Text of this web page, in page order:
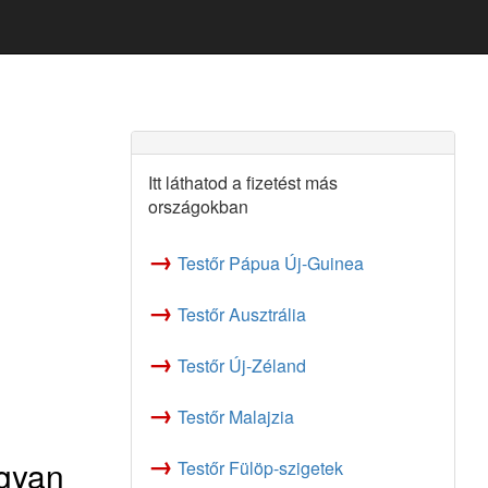
Itt láthatod a fizetést más
országokban
→ Testőr Pápua Új-Guinea
→ Testőr Ausztrália
→ Testőr Új-Zéland
→ Testőr Malajzia
→ Testőr Fülöp-szigetek